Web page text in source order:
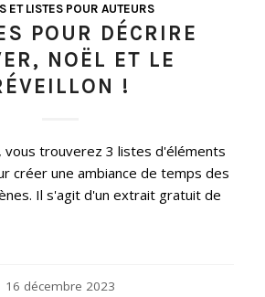
ET LISTES POUR AUTEURS
POUR DÉCRIRE
NOËL ET LE
!
vous trouverez 3 listes d'éléments
créer une ambiance de temps des
Il s'agit d'un extrait gratuit de
16 décembre 2023